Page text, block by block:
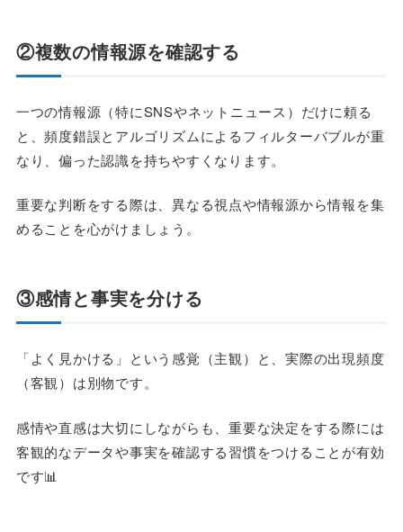
②複数の情報源を確認する
一つの情報源（特にSNSやネットニュース）だけに頼る
と、頻度錯誤とアルゴリズムによるフィルターバブルが重
なり、偏った認識を持ちやすくなります。
重要な判断をする際は、異なる視点や情報源から情報を集
めることを心がけましょう。
③感情と事実を分ける
「よく見かける」という感覚（主観）と、実際の出現頻度
（客観）は別物です。
感情や直感は大切にしながらも、重要な決定をする際には
客観的なデータや事実を確認する習慣をつけることが有効
です📊